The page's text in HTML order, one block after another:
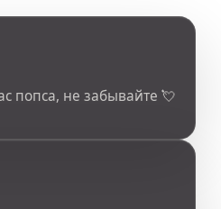
попса, не забывайте 💘